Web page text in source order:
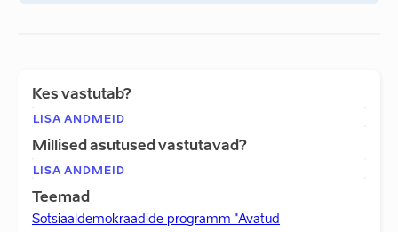
Kes vastutab?
LISA ANDMEID
Millised asutused vastutavad?
LISA ANDMEID
Teemad
Sotsiaaldemokraadide programm "Avatud